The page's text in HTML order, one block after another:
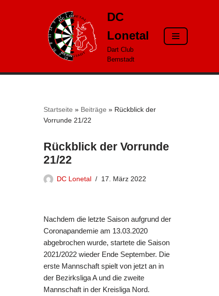
DC
Lonetal
Dart Club
Bernstadt
Startseite » Beiträge » Rückblick der
Vorrunde 21/22
Rückblick der Vorrunde
21/22
DC Lonetal 17. März 2022
Nachdem die letzte Saison aufgrund der
Coronapandemie am 13.03.2020
abgebrochen wurde, startete die Saison
2021/2022 wieder Ende September. Die
erste Mannschaft spielt von jetzt an in
der Bezirksliga A und die zweite
Mannschaft in der Kreisliga Nord.